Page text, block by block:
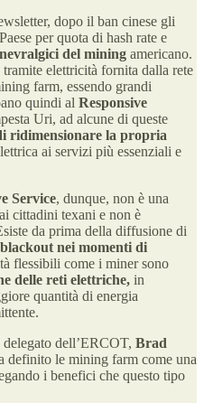
dopo il ban cinese gli
per quota di hash rate e
del mining americano.
elettricità fornita dalla rete
farm, essendo grandi
quindi al Responsive
Uri, ad alcune di queste
ridimensionare la propria
ai servizi più essenziali e
Service, dunque, non è una
cittadini texani e non è
da prima della diffusione di
nei momenti di
flessibili come i miner sono
delle reti elettriche, in
quantità di energia
delegato dell’ERCOT, Brad
definito le mining farm come una
i benefici che questo tipo